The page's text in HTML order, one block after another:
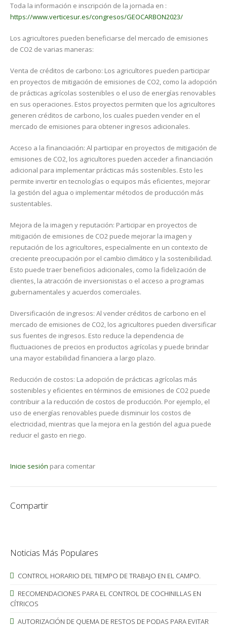
Toda la información e inscripción de la jornada en :
https://www.verticesur.es/congresos/GEOCARBON2023/
Los agricultores pueden beneficiarse del mercado de emisiones
de CO2 de varias maneras:
Venta de créditos de carbono: Los agricultores pueden participar
en proyectos de mitigación de emisiones de CO2, como la adopción
de prácticas agrícolas sostenibles o el uso de energías renovables
en sus operaciones. Estos proyectos permiten que los agricultores
generen créditos de carbono, los cuales pueden vender en el
mercado de emisiones para obtener ingresos adicionales.
Acceso a la financiación: Al participar en proyectos de mitigación de
emisiones de CO2, los agricultores pueden acceder a financiación
adicional para implementar prácticas más sostenibles. Esto les
permite invertir en tecnologías o equipos más eficientes, mejorar
la gestión del agua o implementar métodos de producción más
sustentables.
Mejora de la imagen y reputación: Participar en proyectos de
mitigación de emisiones de CO2 puede mejorar la imagen y
reputación de los agricultores, especialmente en un contexto de
creciente preocupación por el cambio climático y la sostenibilidad.
Esto puede traer beneficios adicionales, como la fidelización de
clientes, la atracción de inversionistas o el acceso a programas
gubernamentales y acuerdos comerciales.
Diversificación de ingresos: Al vender créditos de carbono en el
mercado de emisiones de CO2, los agricultores pueden diversificar
sus fuentes de ingresos. Esto reduce la dependencia de
fluctuaciones de precios en productos agrícolas y puede brindar
una mayor estabilidad financiera a largo plazo.
Reducción de costos: La adopción de prácticas agrícolas más
sostenibles y eficientes en términos de emisiones de CO2 puede
contribuir a la reducción de costos de producción. Por ejemplo, el
uso de energías renovables puede disminuir los costos de
electricidad, mientras que la mejora en la gestión del agua puede
reducir el gasto en riego.
Inicie sesión para comentar
Compartir
Noticias Más Populares
CONTROL HORARIO DEL TIEMPO DE TRABAJO EN EL CAMPO.
RECOMENDACIONES PARA EL CONTROL DE COCHINILLAS EN
CÍTRICOS
AUTORIZACIÓN DE QUEMA DE RESTOS DE PODAS PARA EVITAR